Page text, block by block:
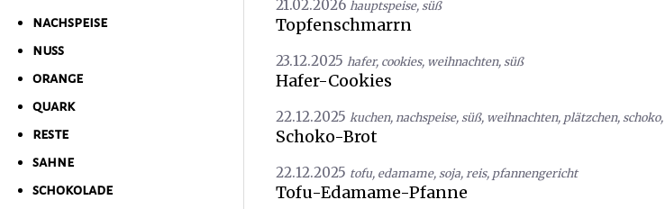
nachspeise
nuss
orange
quark
reste
sahne
schokolade
21.02.2026 hauptspeise, süß
Topfenschmarrn
23.12.2025 hafer, cookies, weihnachten, süß
Hafer-Cookies
22.12.2025 kuchen, nachspeise, süß, weihnachten, plätzchen, schoko,
Schoko-Brot
22.12.2025 tofu, edamame, soja, reis, pfannengericht
Tofu-Edamame-Pfanne